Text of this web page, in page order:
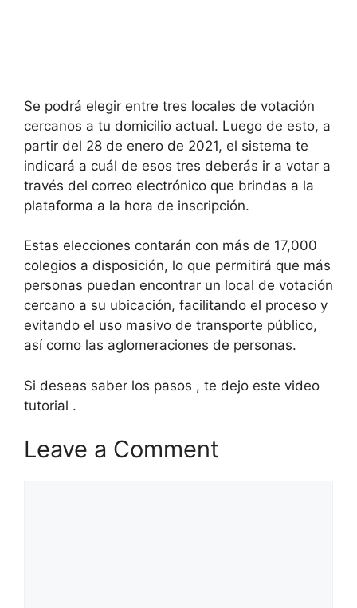
Se podrá elegir entre tres locales de votación
cercanos a tu domicilio actual. Luego de esto, a
partir del 28 de enero de 2021, el sistema te
indicará a cuál de esos tres deberás ir a votar a
través del correo electrónico que brindas a la
plataforma a la hora de inscripción.
Estas elecciones contarán con más de 17,000
colegios a disposición, lo que permitirá que más
personas puedan encontrar un local de votación
cercano a su ubicación, facilitando el proceso y
evitando el uso masivo de transporte público,
así como las aglomeraciones de personas.
Si deseas saber los pasos , te dejo este video
tutorial .
Leave a Comment